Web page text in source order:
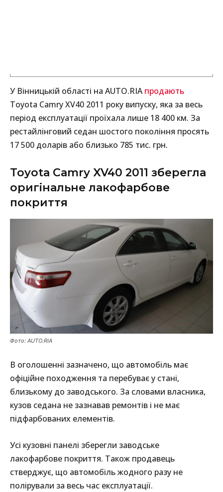
У Вінницькій області на AUTO.RIAпродають
Toyota Camry XV40 2011 року випуску, яка за весь
період експлуатації проїхала лише 18 400 км. За
рестайлінговий седан шостого покоління просять
17 500 доларів або близько 785 тис. грн.
Toyota Camry XV40 2011 зберегла
оригінальне лакофарбове
покриття
Фото: AUTO.RIA
В оголошенні зазначено, що автомобіль має
офіційне походження та перебуває у стані,
близькому до заводського. За словами власника,
кузов седана не зазнавав ремонтів і не має
підфарбованих елементів.
Усі кузовні панелі зберегли заводське
лакофарбове покриття. Також продавець
стверджує, що автомобіль жодного разу не
полірували за весь час експлуатації.